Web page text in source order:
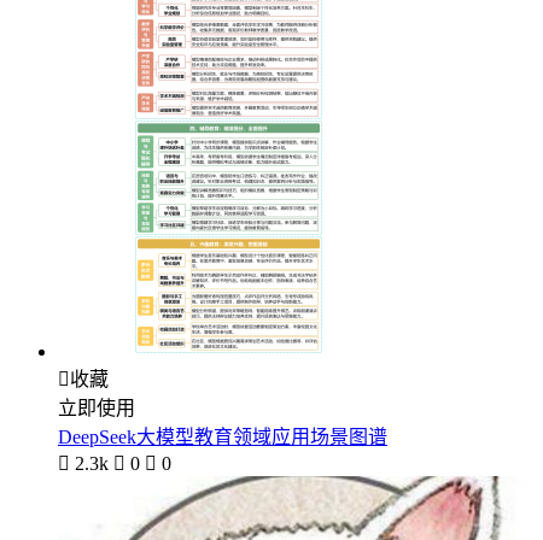
收藏
立即使用
DeepSeek大模型教育领域应用场景图谱
 2.3k  0  0